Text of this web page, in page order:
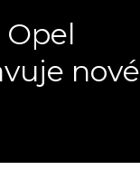
nové